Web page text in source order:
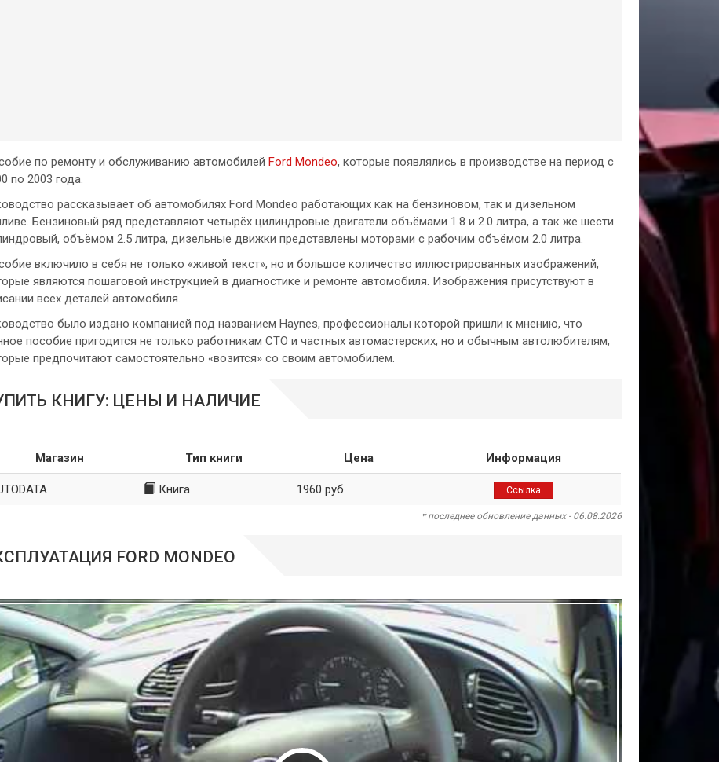
по ремонту и обслуживанию автомобилей Ford Mondeo, которые появлялись в производстве на период с
по 2003 года.
рассказывает об автомобилях Ford Mondeo работающих как на бензиновом, так и дизельном
Бензиновый ряд представляют четырёх цилиндровые двигатели объёмами 1.8 и 2.0 литра, а так же шести
объёмом 2.5 литра, дизельные движки представлены моторами с рабочим объёмом 2.0 литра.
включило в себя не только «живой текст», но и большое количество иллюстрированных изображений,
являются пошаговой инструкцией в диагностике и ремонте автомобиля. Изображения присутствуют в
всех деталей автомобиля.
было издано компанией под названием Haynes, профессионалы которой пришли к мнению, что
пособие пригодится не только работникам СТО и частных автомастерских, но и обычным автолюбителям,
предпочитают самостоятельно «возится» со своим автомобилем.
КНИГУ: ЦЕНЫ И НАЛИЧИЕ
Магазин Тип книги Цена Информация
Книга 1960 руб. Ссылка
* последнее обновление данных - 06.08.2026
FORD MONDEO